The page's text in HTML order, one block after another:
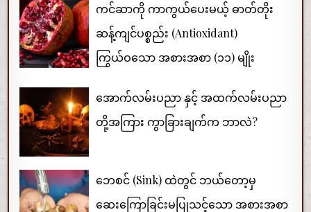
ကင်ဆာကို ကာကွယ်ပေးမယ့် ဓာတ်တိုး
ဆန့်ကျင်ပစ္စည်း (Antioxidant)
ကြွယ်ဝသော အစားအစာ (၁၁) မျိုး
အောက်လမ်းပညာ နှင့် အထက်လမ်းပညာ
တို့အကြား ကွာခြားချက်က ဘာလဲ?
ဘေစင် (Sink) ထဲတွင် ဘယ်တော့မှ
ဆေးကြောခြင်းမပြုသင့်သော အစားအစာ